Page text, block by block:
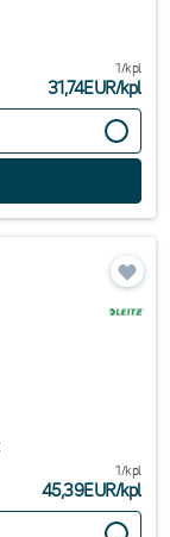
1/kpl
31,74EUR/kpl
1/kpl
45,39EUR/kpl